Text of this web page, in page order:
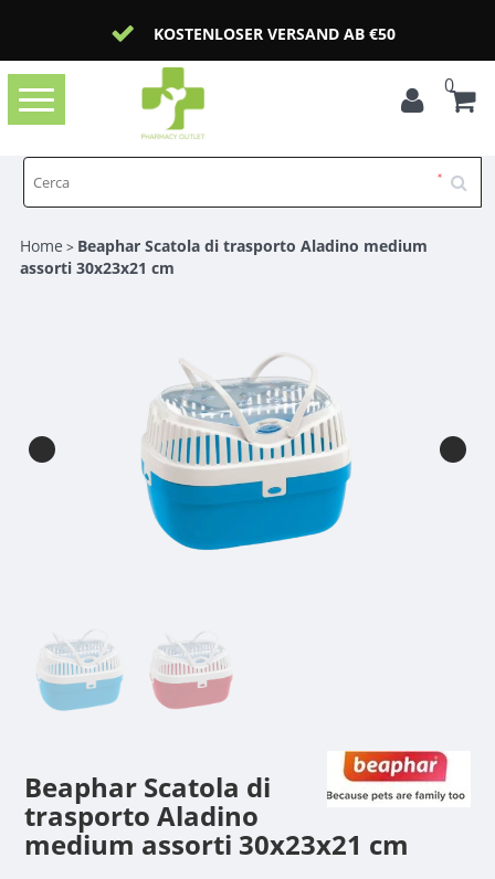
KOSTENLOSER VERSAND AB €50
Toggle
navigation
0
Home > Beaphar Scatola di trasporto Aladino medium
assorti 30x23x21 cm
Beaphar Scatola di
trasporto Aladino
medium assorti 30x23x21 cm